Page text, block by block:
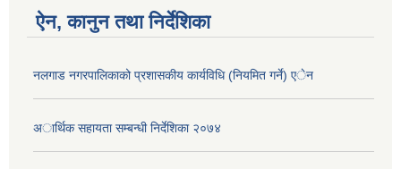
ऐन, कानुन तथा निर्देशिका
नलगाड नगरपालिकाको प्रशासकीय कार्यविधि (नियमित गर्ने) एेन
अार्थिक सहायता सम्बन्धी निर्देशिका २०७४